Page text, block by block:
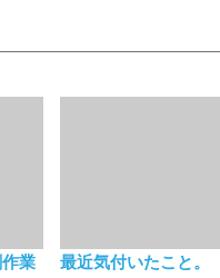
業
最近気付いたこと。